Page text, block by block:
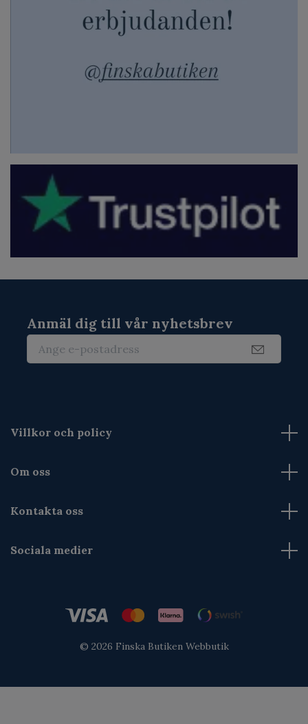
Anmäl dig till vår nyhetsbrev
Villkor och policy
Om oss
Kontakta oss
Sociala medier
© 2026 Finska Butiken Webbutik